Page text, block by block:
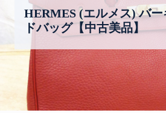
HERMES (エルメス) バー
ドバッグ【中古美品】